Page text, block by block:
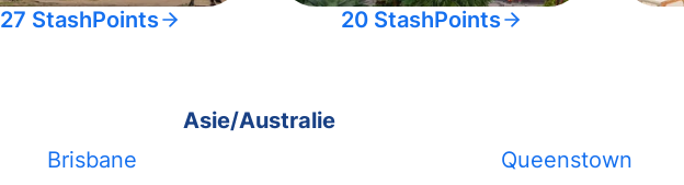
27 StashPoints 20 StashPoints
Asie/Australie
Brisbane
Queenstown